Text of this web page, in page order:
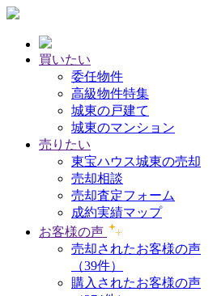
買いたい
委任物件
高級物件特集
城東の戸建て
城東のマンション
売りたい
東宝ハウス城東の売却
売却相談
売却査定フォーム
成約実績マップ
お客様の声
売却されたお客様の声
（39件）
購入されたお客様の声